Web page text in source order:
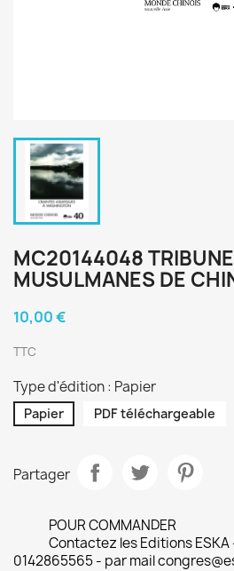
MC20144048
MUSULMANES DE
10,00 €
TTC
Type d'édition : Papier
Papier PDF téléchargeable
Partager
POUR COMMANDER
Contactez les Editions
0142865565 - par mail